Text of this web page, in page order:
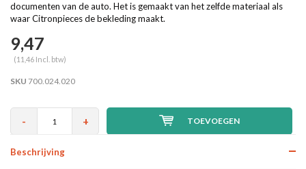
documenten van de auto. Het is gemaakt van het zelfde materiaal als
waar Citronpieces de bekleding maakt.
9,47
(11,46 Incl. btw)
SKU 700.024.020
- + TOEVOEGEN
Beschrijving